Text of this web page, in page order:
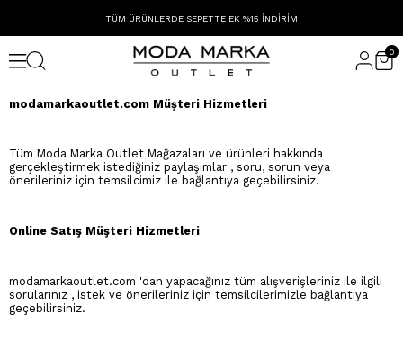
TÜM ÜRÜNLERDE SEPETTE EK %15 İNDİRİM
0
modamarkaoutlet.com Müşteri Hizmetleri
Tüm Moda Marka Outlet Mağazaları ve ürünleri hakkında
gerçekleştirmek istediğiniz paylaşımlar , soru, sorun veya
önerileriniz için temsilcimiz ile bağlantıya geçebilirsiniz.
Online Satış Müşteri Hizmetleri
modamarkaoutlet.com 'dan yapacağınız tüm alışverişleriniz ile ilgili
sorularınız , istek ve önerileriniz için temsilcilerimizle bağlantıya
geçebilirsiniz.